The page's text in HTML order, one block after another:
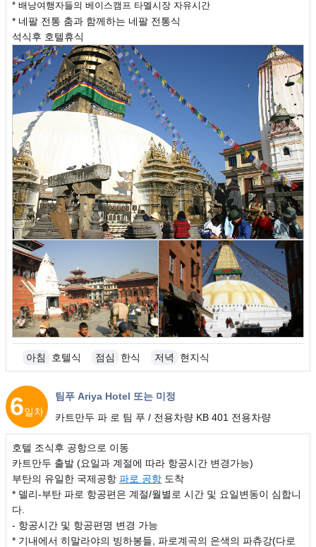
* 배낭여행자들의 베이스캠프 타멜시장 자유시간
* 네팔 전통 춤과 함께하는 네팔 전통식
석식후 호텔휴식
아침 호텔식 점심 한식 저녁 현지식
6일차
팀푸 Ariya Hotel 또는 미정
카트만두 파 로 팀 푸 / 전용차량 KB 401 전용차량
호텔 조식후 공항으로 이동
카트만두 출발 (요일과 계절에 따라 항공시간 변경가능)
부탄의 유일한 국제공항 파로 공항 도착
* 델리-부탄 파로 항공편은 계절/월별로 시간 및 요일변동이 심합니
다.
- 항공시간 및 항공편명 변경 가능
* 기내에서 히말라야의 빙하봉들, 파로계곡의 은색의 파츄강(다로